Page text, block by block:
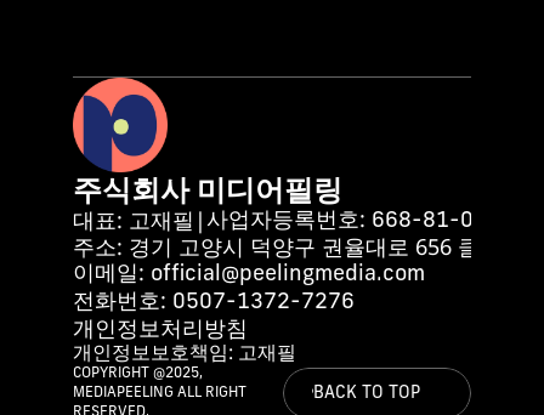
주식회사 미디어필링
대표: 고재필 |사업자등록번호: 668-81-02609
주소: 경기 고양시 덕양구 권율대로 656 클래시
이메일: official@peelingmedia.com
전화번호: 0507-1372-7276
개인정보처리방침
개인정보보호책임: 고재필
COPYRIGHT @2025,
MEDIAPEELING ALL RIGHT
BACK TO TOP
BACK TO TOPBACK TO TOP